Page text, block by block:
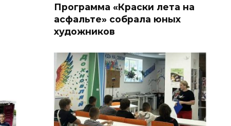
Программа «Краски лета на
асфальте» собрала юных
художников